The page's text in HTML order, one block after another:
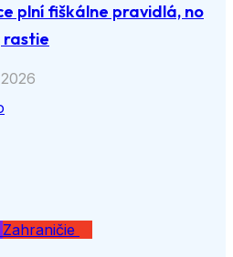
plní fiškálne pravidlá, no
Zahraničie